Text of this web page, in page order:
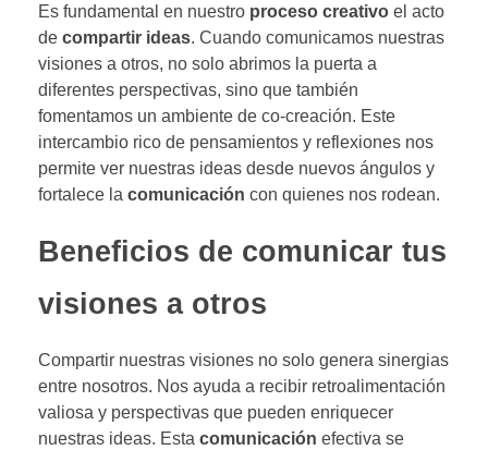
Es fundamental en nuestro proceso creativo el acto
de compartir ideas. Cuando comunicamos nuestras
visiones a otros, no solo abrimos la puerta a
diferentes perspectivas, sino que también
fomentamos un ambiente de co-creación. Este
intercambio rico de pensamientos y reflexiones nos
permite ver nuestras ideas desde nuevos ángulos y
fortalece la comunicación con quienes nos rodean.
Beneficios de comunicar tus
visiones a otros
Compartir nuestras visiones no solo genera sinergias
entre nosotros. Nos ayuda a recibir retroalimentación
valiosa y perspectivas que pueden enriquecer
nuestras ideas. Esta comunicación efectiva se